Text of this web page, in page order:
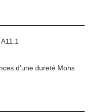
d’une dureté Mohs